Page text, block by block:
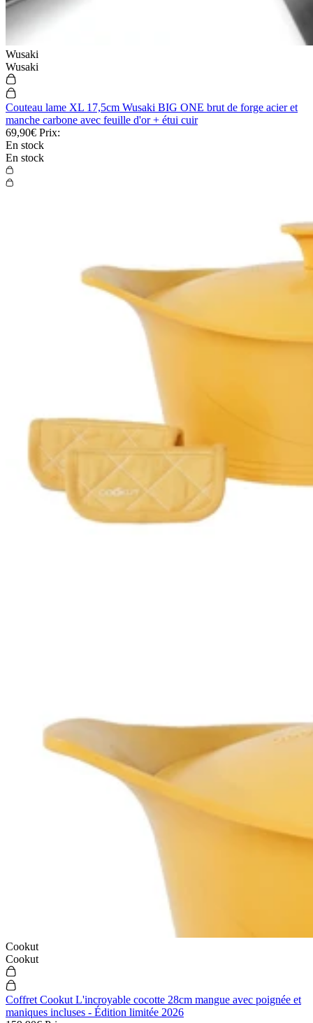
Wusaki
Wusaki
Couteau lame XL 17,5cm Wusaki BIG ONE brut de forge acier et
manche carbone avec feuille d'or + étui cuir
69,90€ Prix:
En stock
En stock
Cookut
Cookut
Coffret Cookut L'incroyable cocotte 28cm mangue avec poignée et
maniques incluses - Édition limitée 2026